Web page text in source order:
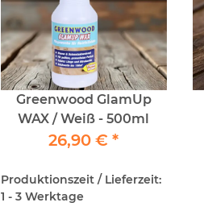
Greenwood GlamUp
WAX / Weiß - 500ml
26,90 €*
Produktionszeit / Lieferzeit:
1 - 3 Werktage